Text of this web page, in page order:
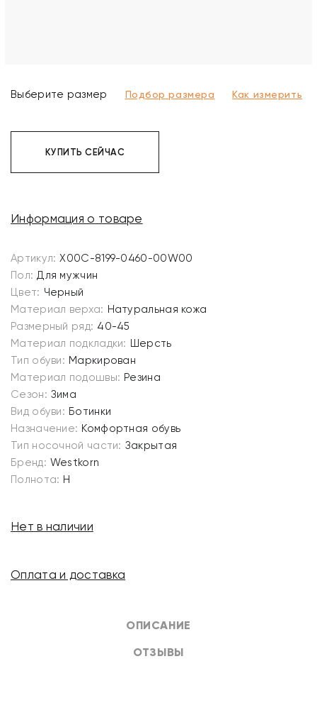
ОПИСАНИЕ
ОТЗЫВЫ
Выберите размер Подбор размера Как измерить
КУПИТЬ СЕЙЧАС
Информация о товаре
Артикул: X00C-8199-0460-00W00
Пол: Для мужчин
Цвет: Черный
Материал верха: Натуральная кожа
Размерный ряд: 40-45
Материал подкладки: Шерсть
Тип обуви: Маркирован
Материал подошвы: Резина
Сезон: Зима
Вид обуви: Ботинки
Назначение: Комфортная обувь
Тип носочной части: Закрытая
Бренд: Westkorn
Полнота: H
Нет в наличии
Оплата и доставка